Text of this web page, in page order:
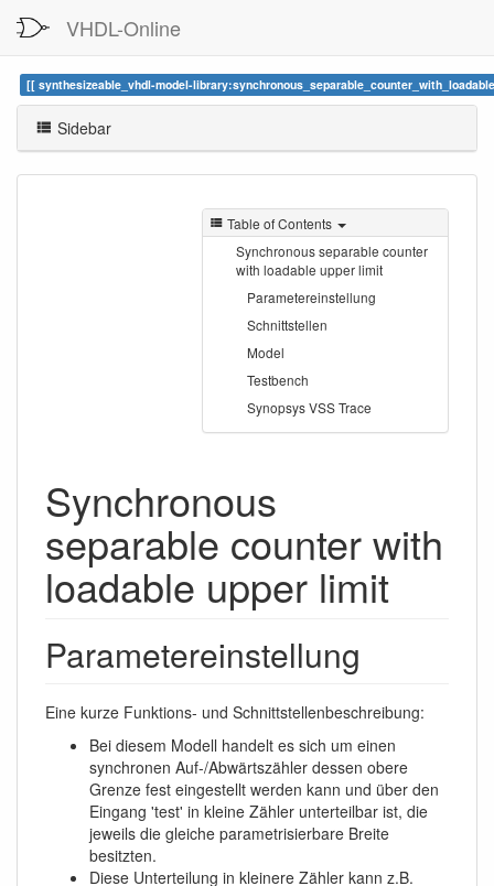
VHDL-Online
synthesizeable_vhdl-model-
Sidebar
Table of Contents
Synchronous separable counter
with loadable upper limit
Parametereinstellung
Schnittstellen
Model
Testbench
Synopsys VSS Trace
Synchronous
separable counter with
loadable upper limit
Parametereinstellung
Eine kurze Funktions- und Schnittstellenbeschreibung:
Bei diesem Modell handelt es sich um einen
synchronen Auf-/Abwärtszähler dessen obere
Grenze fest eingestellt werden kann und über den
Eingang 'test' in kleine Zähler unterteilbar ist, die
jeweils die gleiche parametrisierbare Breite
besitzten.
Diese Unterteilung in kleinere Zähler kann z.B.